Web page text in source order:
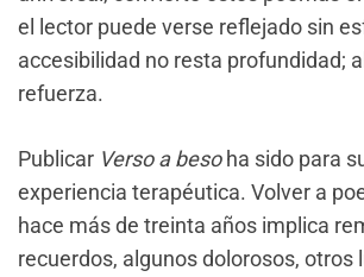
el lector puede verse reflejado sin
accesibilidad no resta profundidad;
refuerza.
Publicar Verso a besoha sido para
experiencia terapéutica. Volver a
hace más de treinta años implica
recuerdos, algunos dolorosos, otros